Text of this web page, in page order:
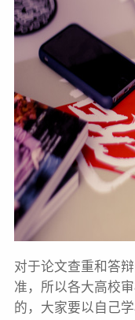
对于论文查重和答
准，所以各大高校
的，大家要以自己